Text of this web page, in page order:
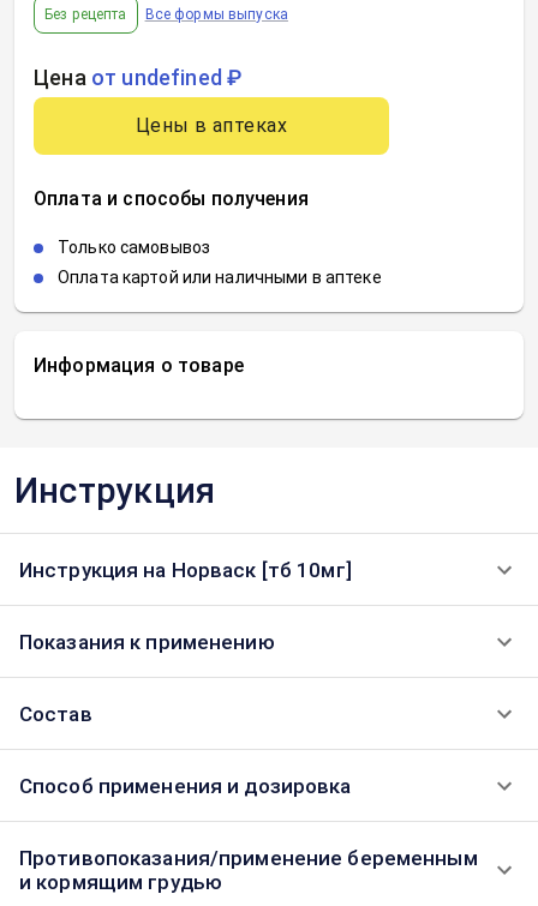
Информация о товаре
Без рецепта Все формы выпуска
Цена от undefined ₽
Цены в аптеках
Оплата и способы получения
Только самовывоз
Оплата картой или наличными в аптеке
Инструкция
Инструкция на Норваск [тб 10мг]
Показания к применению
Состав
Способ применения и дозировка
Противопоказания/применение беременным
и кормящим грудью